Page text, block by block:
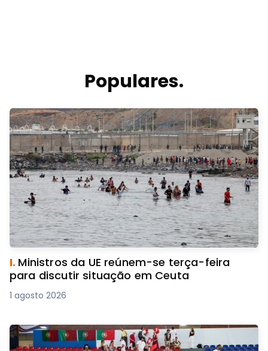
Populares.
I. Ministros da UE reúnem-se terça-feira
para discutir situação em Ceuta
1 agosto 2026